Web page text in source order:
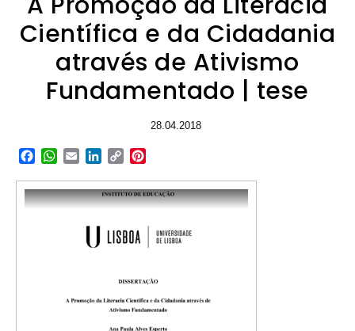
Científica e da Cidadania
através de Ativismo
Fundamentado | tese
28.04.2018
Facebook
WhatsApp
EmailLinkedIn
Copy